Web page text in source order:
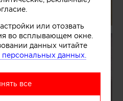
или отозвать
во всплывающем окне.
данных читайте
данных.
все